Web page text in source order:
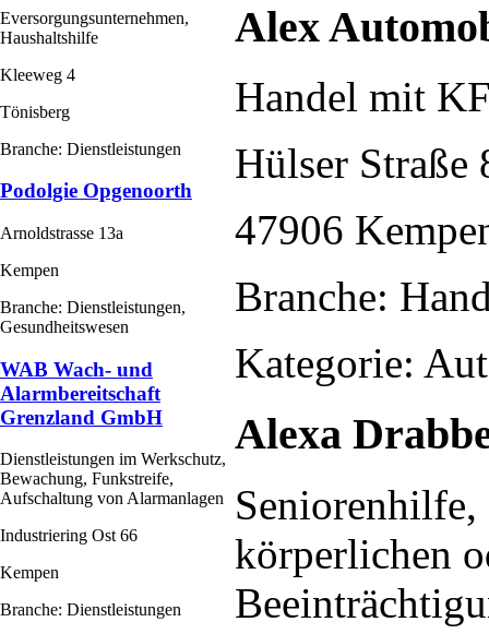
Eversorgungsunternehmen,
Haushaltshilfe
Kleeweg 4
Tönisberg
Branche: Dienstleistungen
Podolgie Opgenoorth
Arnoldstrasse 13a
Kempen
Branche: Dienstleistungen,
Gesundheitswesen
WAB Wach- und
Alarmbereitschaft
Grenzland GmbH
Dienstleistungen im Werkschutz,
Bewachung, Funkstreife,
Aufschaltung von Alarmanlagen
Industriering Ost 66
Kempen
Branche: Dienstleistungen
Alex
Handel mit
Hülser Straße
47906
Branche:
Kategorie:
Alexa
körperlichen